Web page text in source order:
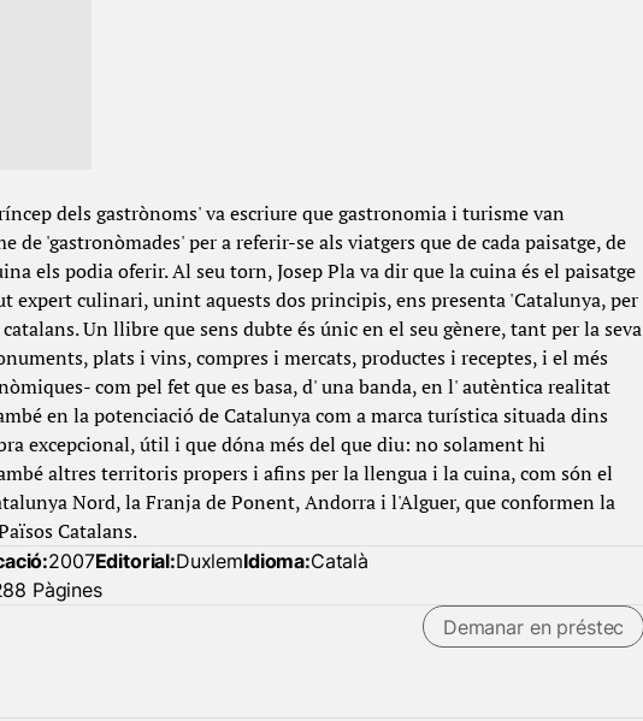
dels gastrònoms' va escriure que gastronomia i turisme van
'gastronòmades' per a referir-se als viatgers que de cada paisatge, de
els podia oferir. Al seu torn, Josep Pla va dir que la cuina és el paisatge
expert culinari, unint aquests dos principis, ens presenta 'Catalunya, per
Un llibre que sens dubte és únic en el seu gènere, tant per la seva
plats i vins, compres i mercats, productes i receptes, i el més
com pel fet que es basa, d' una banda, en l' autèntica realitat
en la potenciació de Catalunya com a marca turística situada dins
excepcional, útil i que dóna més del que diu: no solament hi
altres territoris propers i afins per la llengua i la cuina, com són el
Nord, la Franja de Ponent, Andorra i l'Alguer, que conformen la
Catalans.
2007Editorial:DuxlemIdioma:Català
Pàgines
Demanar en préstec